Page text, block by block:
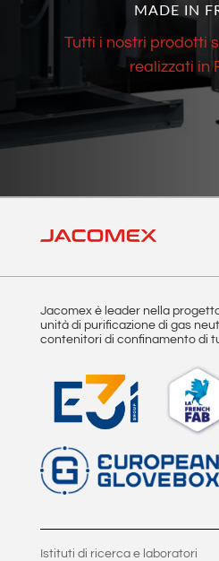
MADE IN
Tutti i nostri prodotti
realizzati in
Jacomex è leader nella
unità di purificazione di gas
contenitori di confinamento di
Istituti di ricerca e laboratori